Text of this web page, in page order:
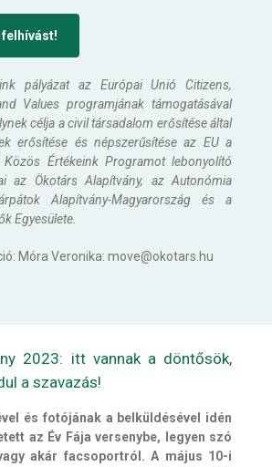
felhívást!
pályázat az Európai Unió Citizens,
Values programjának támogatásával
célja a civil társadalom erősítése által
erősítése és népszerűsítése az EU a
Közös Értékeink Programot lebonyolító
az Ökotárs Alapítvány, az Autonómia
Alapítvány-Magyarország és a
Egyesülete.
Móra Veronika: move@okotars.hu
2023: itt vannak a döntősök,
a szavazás!
és fotójának a belküldésével idén
az Év Fája versenybe, legyen szó
akár facsoportról. A május 10-i